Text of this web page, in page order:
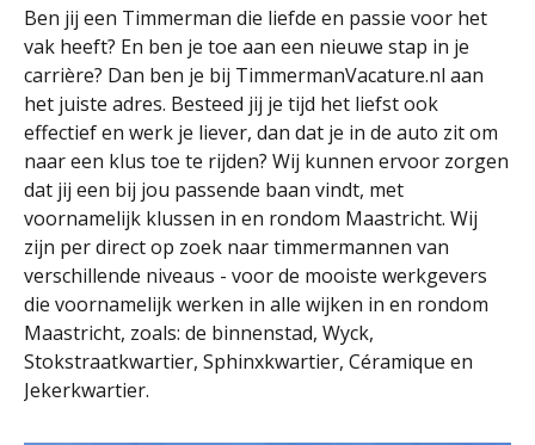
Ben jij een Timmerman die liefde en passie voor het
vak heeft? En ben je toe aan een nieuwe stap in je
carrière? Dan ben je bij TimmermanVacature.nl aan
het juiste adres. Besteed jij je tijd het liefst ook
effectief en werk je liever, dan dat je in de auto zit om
naar een klus toe te rijden? Wij kunnen ervoor zorgen
dat jij een bij jou passende baan vindt, met
voornamelijk klussen in en rondom Maastricht. Wij
zijn per direct op zoek naar timmermannen van
verschillende niveaus - voor de mooiste werkgevers
die voornamelijk werken in alle wijken in en rondom
Maastricht, zoals: de binnenstad, Wyck,
Stokstraatkwartier, Sphinxkwartier, Céramique en
Jekerkwartier.